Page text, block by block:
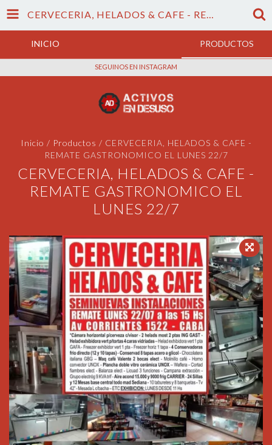
CERVECERIA, HELADOS & CAFE - REMATE GASTRONOMICO EL LUNES 22/7
INICIO PRODUCTOS
SEGUINOS EN INSTAGRAM
Inicio / Productos / CERVECERIA, HELADOS & CAFE -
REMATE GASTRONOMICO EL LUNES 22/7
CERVECERIA, HELADOS & CAFE -
REMATE GASTRONOMICO EL
LUNES 22/7